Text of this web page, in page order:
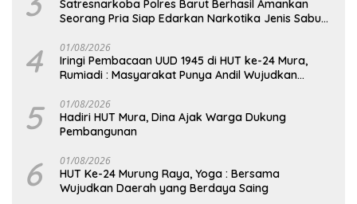
Satresnarkoba Polres Barut Berhasil Amankan
Seorang Pria Siap Edarkan Narkotika Jenis Sabu
4 01/08/2026
Iringi Pembacaan UUD 1945 di HUT ke-24 Mura,
Rumiadi : Masyarakat Punya Andil Wujudkan
5 01/08/2026
Hadiri HUT Mura, Dina Ajak Warga Dukung
Pembangunan
6 01/08/2026
HUT Ke-24 Murung Raya, Yoga : Bersama
Wujudkan Daerah yang Berdaya Saing